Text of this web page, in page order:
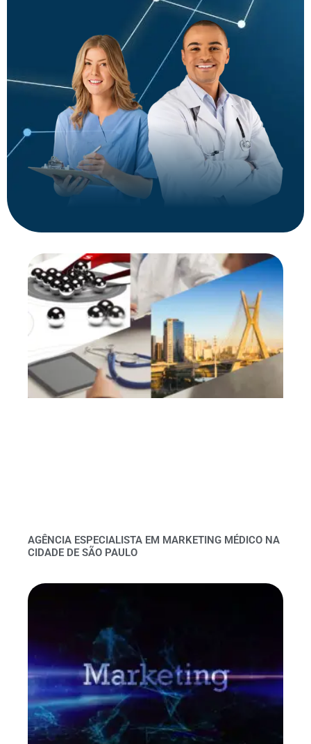
AGÊNCIA ESPECIALISTA EM MARKETING MÉDICO NA
CIDADE DE SÃO PAULO